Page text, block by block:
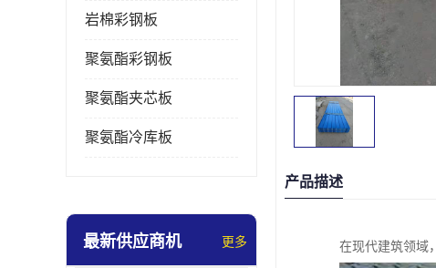
岩棉彩钢板
聚氨酯彩钢板
聚氨酯夹芯板
聚氨酯冷库板
最新供应商机 更多
产品描述
在现代建筑领域